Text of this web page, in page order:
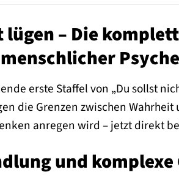
lügen – Die
Psyche
erste Staffel von „Du sollst
die Grenzen zwischen
anregen wird – jetzt direkt
und